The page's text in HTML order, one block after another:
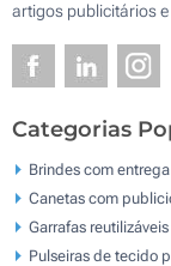
artigos publicitários
Categorias
Brindes com
Canetas com
Garrafas
Pulseiras de tecido